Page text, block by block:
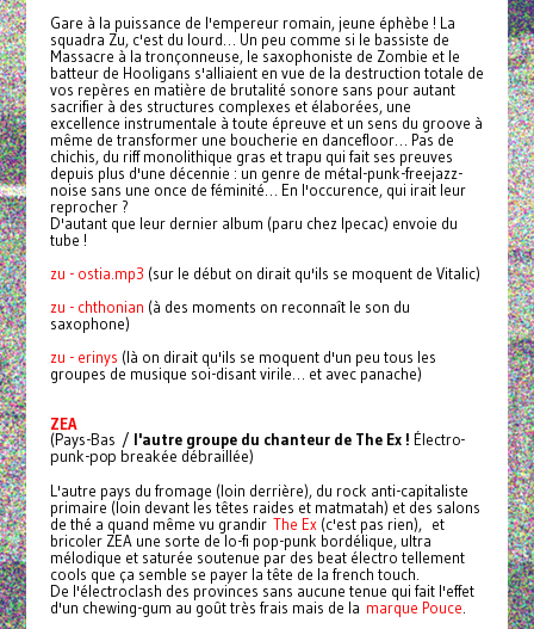
Gare à la puissance de l'empereur romain, jeune éphèbe ! La
squadra Zu, c'est du lourd… Un peu comme si le bassiste de
Massacre à la tronçonneuse, le saxophoniste de Zombie et le
batteur de Hooligans s'alliaient en vue de la destruction totale de
vos repères en matière de brutalité sonore sans pour autant
sacrifier à des structures complexes et élaborées, une
excellence instrumentale à toute épreuve et un sens du groove à
même de transformer une boucherie en dancefloor… Pas de
chichis, du riff monolithique gras et trapu qui fait ses preuves
depuis plus d'une décennie : un genre de métal-punk-freejazz-
noise sans une once de féminité… En l'occurence, qui irait leur
reprocher ?
D'autant que leur dernier album (paru chez Ipecac) envoie du
tube !
zu - ostia.mp3 (sur le début on dirait qu'ils se moquent de Vitalic)
zu - chthonian (à des moments on reconnaît le son du
saxophone)
zu - erinys (là on dirait qu'ils se moquent d'un peu tous les
groupes de musique soi-disant virile… et avec panache)
ZEA
(Pays-Bas / l'autre groupe du chanteur de The Ex ! Électro-
punk-pop breakée débraillée)
L'autre pays du fromage (loin derrière), du rock anti-capitaliste
primaire (loin devant les têtes raides et matmatah) et des salons
de thé a quand même vu grandir The Ex (c'est pas rien), et
bricoler ZEA une sorte de lo-fi pop-punk bordélique, ultra
mélodique et saturée soutenue par des beat électro tellement
cools que ça semble se payer la tête de la french touch.
De l'électroclash des provinces sans aucune tenue qui fait l'effet
d'un chewing-gum au goût très frais mais de la marque Pouce